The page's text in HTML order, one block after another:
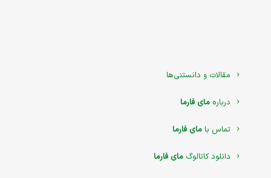
مقالات و دانستنی‌ها
درباره مای فارما
تماس با مای فارما
دانلود کاتالوگ مای فارما